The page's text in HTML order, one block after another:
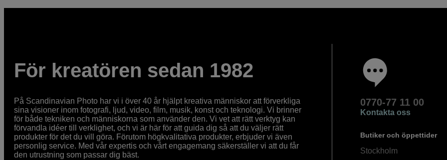
För kreatören sedan 1982
På Scandinavian Photo har vi i över 40 år hjälpt kreativa människor att förverkliga
sina visioner inom fotografi, ljud, video, film, musik, konst och teknologi. Vi brinner
för både tekniken och människorna som använder den. Vi vet att rätt verktyg kan
förvandla idéer till verklighet, och vi är här för att guida dig så att du väljer rätt
produkter för det du vill göra. Förutom högkvalitativa produkter, erbjuder vi även
personlig service. Med vår expertis och vårt engagemang säkerställer vi att du får
den utrustning som passar dig bäst.
0770-77 11 00
Kontakta oss
Butiker och öppettider
Stockholm